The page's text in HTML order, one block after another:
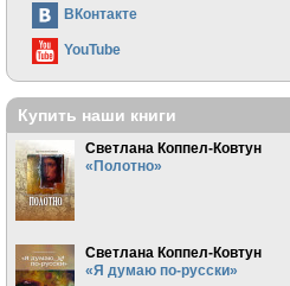
ВКонтакте
YouTube
Купить наши книги
Светлана Коппел-Ковтун
«Полотно»
Светлана Коппел-Ковтун
«Я думаю по-русски»